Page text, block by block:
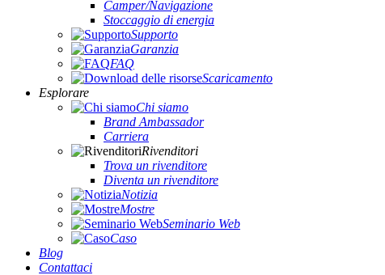
Camper/Navigazione
Stoccaggio di energia
Supporto
Garanzia
FAQ
Scaricamento
Esplorare
Chi siamo
Brand Ambassador
Carriera
Rivenditori
Trova un rivenditore
Diventa un rivenditore
Notizia
Mostre
Seminario Web
Caso
Blog
Contattaci